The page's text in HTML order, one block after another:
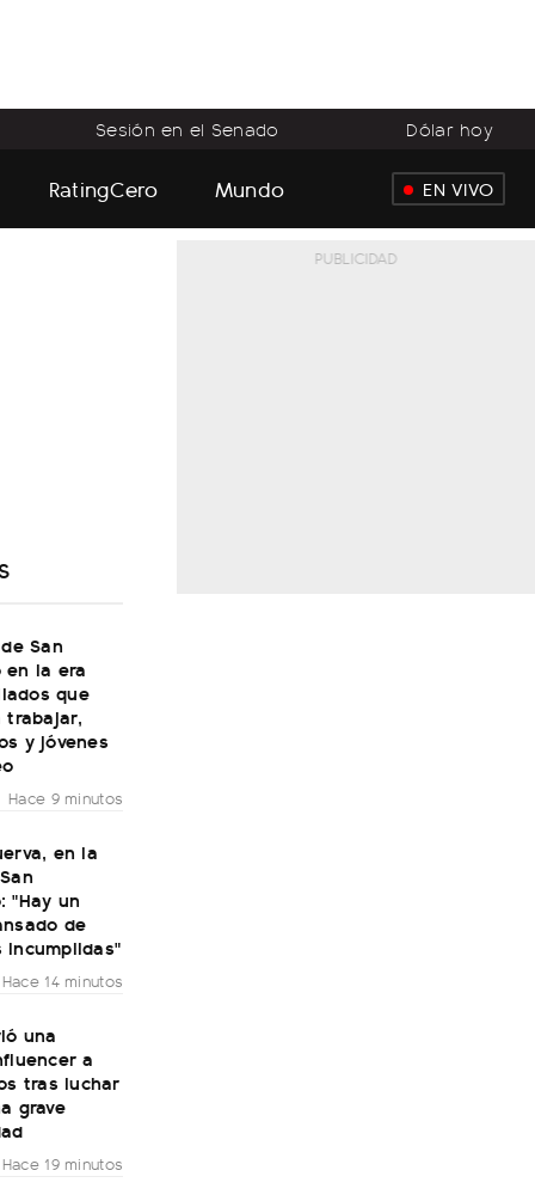
Sesión en el Senado Dólar hoy
RatingCero Mundo EN VIVO
San
en la era
que
trabajar,
y jóvenes
Hace 9 minutos
en la
"Hay un
de
incumplidas"
Hace 14 minutos
una
a
tras luchar
grave
Hace 19 minutos